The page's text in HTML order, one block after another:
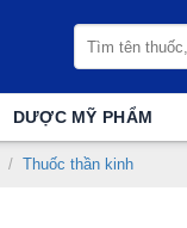
kiếm:
DƯỢC MỸ PHẨM
/ Thuốc thần kinh